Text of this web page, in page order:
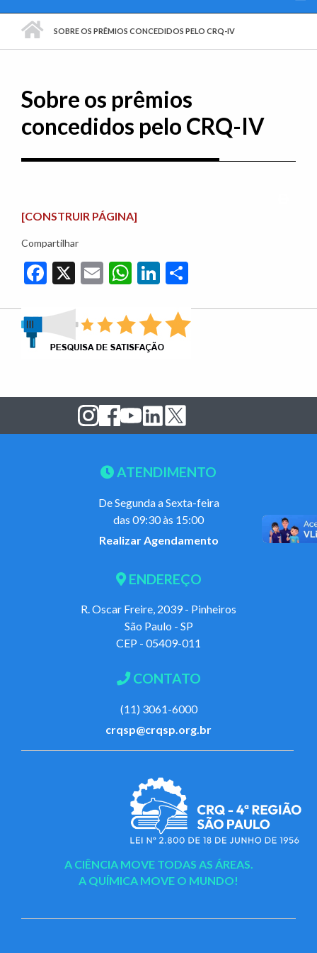
SOBRE OS PRÊMIOS CONCEDIDOS PELO CRQ-IV
Sobre os prêmios
concedidos pelo CRQ-IV
[CONSTRUIR PÁGINA]
Compartilhar
Facebook
X EmailWhatsApp
LinkedIn
ATENDIMENTO
De Segunda a Sexta-feira
das 09:30 às 15:00
Realizar Agendamento
ENDEREÇO
R. Oscar Freire, 2039 - Pinheiros
São Paulo - SP
CEP - 05409-011
CONTATO
(11) 3061-6000
crqsp@crqsp.org.br
A CIÊNCIA MOVE TODAS AS ÁREAS.
A QUÍMICA MOVE O MUNDO!